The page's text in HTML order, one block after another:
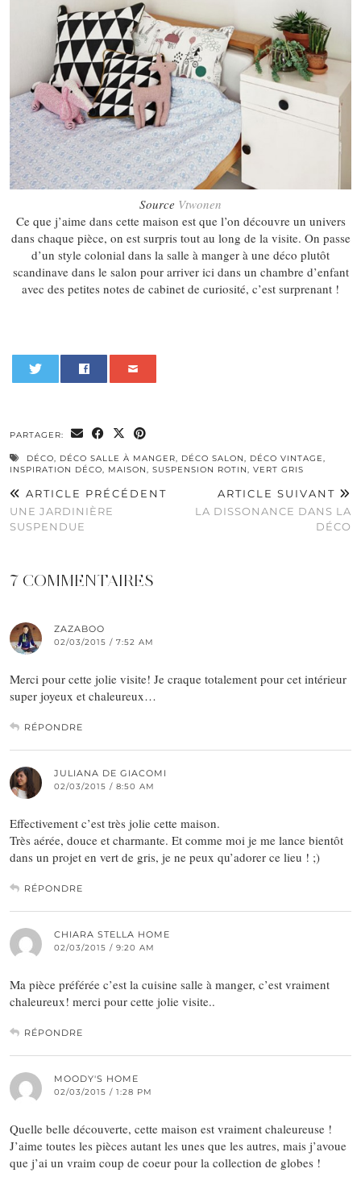
Source Vtwonen
Ce que j’aime dans cette maison est que l’on découvre un univers
dans chaque pièce, on est surpris tout au long de la visite. On passe
d’un style colonial dans la salle à manger à une déco plutôt
scandinave dans le salon pour arriver ici dans un chambre d’enfant
avec des petites notes de cabinet de curiosité, c’est surprenant !
PARTAGER:
DÉCO, DÉCO SALLE À MANGER, DÉCO SALON, DÉCO VINTAGE,
INSPIRATION DÉCO, MAISON, SUSPENSION ROTIN, VERT GRIS
ARTICLE PRÉCÉDENT
UNE JARDINIÈRE
SUSPENDUE
ARTICLE SUIVANT
LA DISSONANCE DANS LA
DÉCO
7 COMMENTAIRES
ZAZABOO
02/03/2015 / 7:52 AM
Merci pour cette jolie visite! Je craque totalement pour cet intérieur
super joyeux et chaleureux…
RÉPONDRE
JULIANA DE GIACOMI
02/03/2015 / 8:50 AM
Effectivement c’est très jolie cette maison.
Très aérée, douce et charmante. Et comme moi je me lance bientôt
dans un projet en vert de gris, je ne peux qu’adorer ce lieu ! ;)
RÉPONDRE
CHIARA STELLA HOME
02/03/2015 / 9:20 AM
Ma pièce préférée c’est la cuisine salle à manger, c’est vraiment
chaleureux! merci pour cette jolie visite..
RÉPONDRE
MOODY'S HOME
02/03/2015 / 1:28 PM
Quelle belle découverte, cette maison est vraiment chaleureuse !
J’aime toutes les pièces autant les unes que les autres, mais j’avoue
que j’ai un vraim coup de coeur pour la collection de globes !